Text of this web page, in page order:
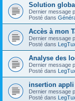
Solution
Dernier message
Posté dans
Accès à mon
Dernier message
Posté dans
Analyse des
Dernier message
Posté dans
insertion
Dernier message
Posté dans